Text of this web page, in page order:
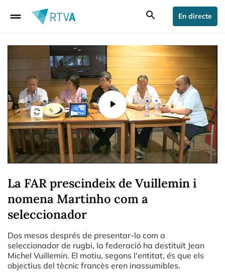
drag_handle search En directe
La FAR prescindeix de Vuillemin i
nomena Martinho com a
seleccionador
Dos mesos després de presentar-lo com a
seleccionador de rugbi, la federació ha destituït Jean
Michel Vuillemin. El motiu, segons l'entitat, és que els
objectius del tècnic francès eren inassumibles.